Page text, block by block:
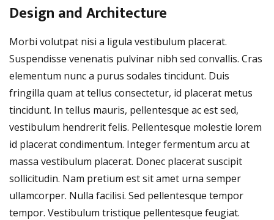
Design and Architecture
Morbi volutpat nisi a ligula vestibulum placerat.
Suspendisse venenatis pulvinar nibh sed convallis. Cras
elementum nunc a purus sodales tincidunt. Duis
fringilla quam at tellus consectetur, id placerat metus
tincidunt. In tellus mauris, pellentesque ac est sed,
vestibulum hendrerit felis. Pellentesque molestie lorem
id placerat condimentum. Integer fermentum arcu at
massa vestibulum placerat. Donec placerat suscipit
sollicitudin. Nam pretium est sit amet urna semper
ullamcorper. Nulla facilisi. Sed pellentesque tempor
tempor. Vestibulum tristique pellentesque feugiat.